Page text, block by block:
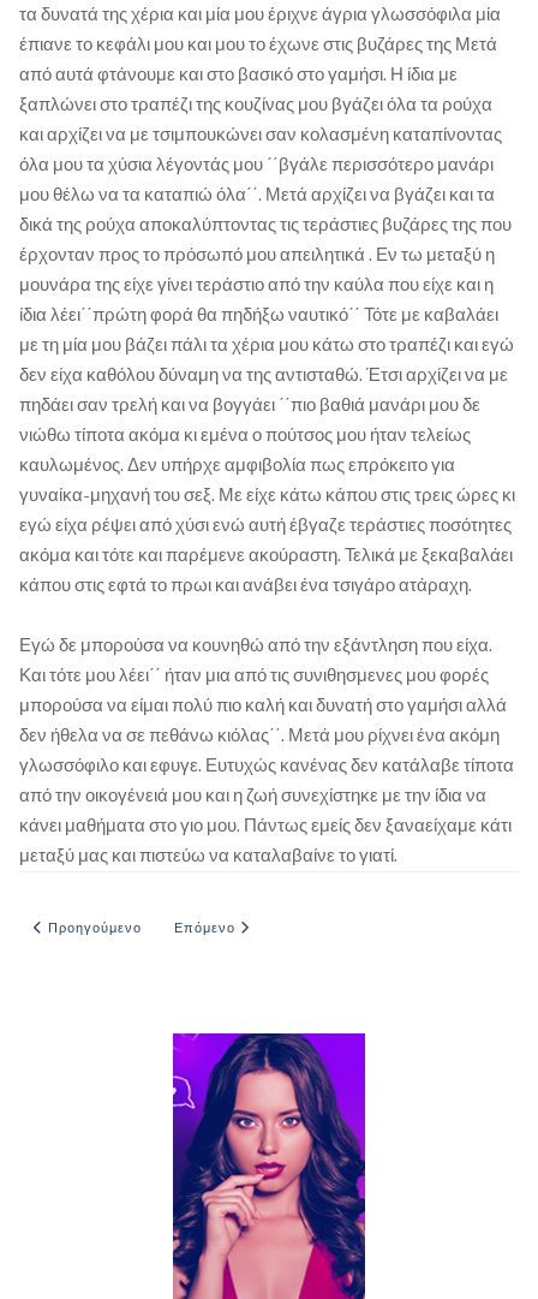
τα δυνατά της χέρια και μία μου έριχνε άγρια γλωσσόφιλα μία
έπιανε το κεφάλι μου και μου το έχωνε στις βυζάρες της Μετά
από αυτά φτάνουμε και στο βασικό στο γαμήσι. Η ίδια με
ξαπλώνει στο τραπέζι της κουζίνας μου βγάζει όλα τα ρούχα
και αρχίζει να με τσιμπουκώνει σαν κολασμένη καταπίνοντας
όλα μου τα χύσια λέγοντάς μου ΄΄βγάλε περισσότερο μανάρι
μου θέλω να τα καταπιώ όλα΄΄. Μετά αρχίζει να βγάζει και τα
δικά της ρούχα αποκαλύπτοντας τις τεράστιες βυζάρες της που
έρχονταν προς το πρόσωπό μου απειλητικά . Εν τω μεταξύ η
μουνάρα της είχε γίνει τεράστιο από την καύλα που είχε και η
ίδια λέει΄΄πρώτη φορά θα πηδήξω ναυτικό΄΄ Τότε με καβαλάει
με τη μία μου βάζει πάλι τα χέρια μου κάτω στο τραπέζι και εγώ
δεν είχα καθόλου δύναμη να της αντισταθώ. Έτσι αρχίζει να με
πηδάει σαν τρελή και να βογγάει ΄΄πιο βαθιά μανάρι μου δε
νιώθω τίποτα ακόμα κι εμένα ο πούτσος μου ήταν τελείως
καυλωμένος. Δεν υπήρχε αμφιβολία πως επρόκειτο για
γυναίκα-μηχανή του σεξ. Με είχε κάτω κάπου στις τρεις ώρες κι
εγώ είχα ρέψει από χύσι ενώ αυτή έβγαζε τεράστιες ποσότητες
ακόμα και τότε και παρέμενε ακούραστη. Τελικά με ξεκαβαλάει
κάπου στις εφτά το πρωι και ανάβει ένα τσιγάρο ατάραχη.
Εγώ δε μπορούσα να κουνηθώ από την εξάντληση που είχα.
Και τότε μου λέει΄΄ ήταν μια από τις συνιθησμενες μου φορές
μπορούσα να είμαι πολύ πιο καλή και δυνατή στο γαμήσι αλλά
δεν ήθελα να σε πεθάνω κιόλας΄΄. Μετά μου ρίχνει ένα ακόμη
γλωσσόφιλο και εφυγε. Ευτυχώς κανένας δεν κατάλαβε τίποτα
από την οικογένειά μου και η ζωή συνεχίστηκε με την ίδια να
κάνει μαθήματα στο γιο μου. Πάντως εμείς δεν ξαναείχαμε κάτι
μεταξύ μας και πιστεύω να καταλαβαίνε το γιατί.
Προηγούμενο άρθρο: Ειρήνη ευχαριστώ είσαι υπέροχη
Προηγούμενο Επόμενο άρθρο: Με την καλύτερη μου φίλη
Επόμενο